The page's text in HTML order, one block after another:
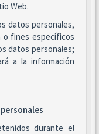
Web.
datos personales,
o fines específicos
datos personales;
a la información
durante el